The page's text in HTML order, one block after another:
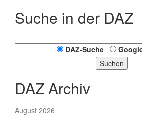
Suche in der DAZ
DAZ-Suche
Suchen
DAZ Archiv
August 2026